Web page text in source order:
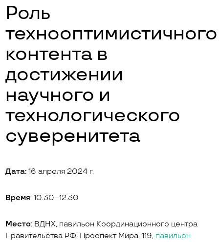
Роль
технооптимистичного
контента в
достижении
научного и
технологического
суверенитета
Дата: 16 апреля 2024 г.
Время: 10.30–12.30
Место: ВДНХ, павильон Координационного центра
Правительства РФ. Проспект Мира, 119, павильон